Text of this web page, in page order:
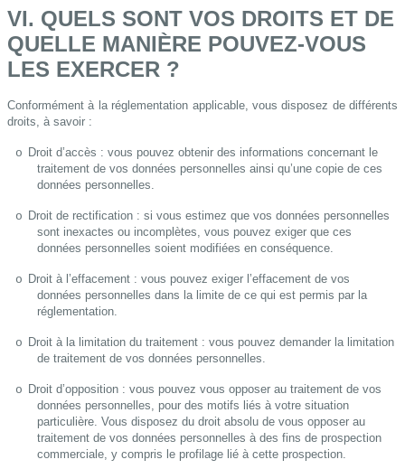
VI. QUELS SONT VOS DROITS ET DE
QUELLE MANIÈRE POUVEZ-VOUS
LES EXERCER ?
Conformément à la réglementation applicable, vous disposez de différents
droits, à savoir :
o Droit d’accès : vous pouvez obtenir des informations concernant le
traitement de vos données personnelles ainsi qu’une copie de ces
données personnelles.
o Droit de rectification : si vous estimez que vos données personnelles
sont inexactes ou incomplètes, vous pouvez exiger que ces
données personnelles soient modifiées en conséquence.
o Droit à l’effacement : vous pouvez exiger l’effacement de vos
données personnelles dans la limite de ce qui est permis par la
réglementation.
o Droit à la limitation du traitement : vous pouvez demander la limitation
de traitement de vos données personnelles.
o Droit d’opposition : vous pouvez vous opposer au traitement de vos
données personnelles, pour des motifs liés à votre situation
particulière. Vous disposez du droit absolu de vous opposer au
traitement de vos données personnelles à des fins de prospection
commerciale, y compris le profilage lié à cette prospection.